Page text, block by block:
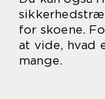
for skoene.
at vide, hvad
mange.